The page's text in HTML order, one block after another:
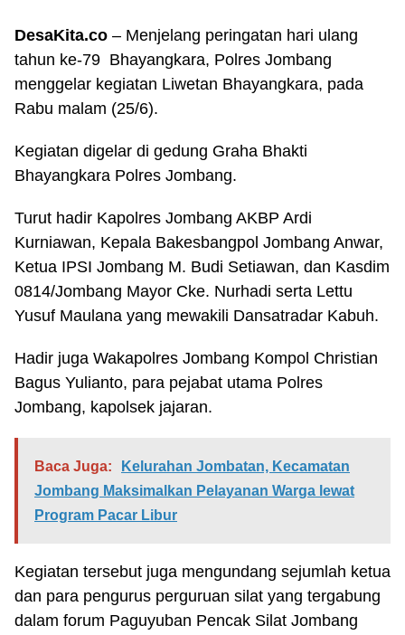
DesaKita.co – Menjelang peringatan hari ulang
tahun ke-79 Bhayangkara, Polres Jombang
menggelar kegiatan Liwetan Bhayangkara, pada
Rabu malam (25/6).
Kegiatan digelar di gedung Graha Bhakti
Bhayangkara Polres Jombang.
Turut hadir Kapolres Jombang AKBP Ardi
Kurniawan, Kepala Bakesbangpol Jombang Anwar,
Ketua IPSI Jombang M. Budi Setiawan, dan Kasdim
0814/Jombang Mayor Cke. Nurhadi serta Lettu
Yusuf Maulana yang mewakili Dansatradar Kabuh.
Hadir juga Wakapolres Jombang Kompol Christian
Bagus Yulianto, para pejabat utama Polres
Jombang, kapolsek jajaran.
Baca Juga:
Kelurahan Jombatan, Kecamatan
Jombang Maksimalkan Pelayanan Warga lewat
Program Pacar Libur
Kegiatan tersebut juga mengundang sejumlah ketua
dan para pengurus perguruan silat yang tergabung
dalam forum Paguyuban Pencak Silat Jombang